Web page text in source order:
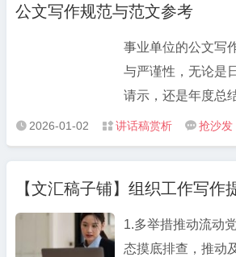
活会对照检视材料
求，包含问题查摆
施等核心模块，为
间。
合规性。比如单位
含常规的工作成果
融入了年度重点工
呈现方式让总结更
写作范文则严格遵
为写作参考。
中可使用 “以实干
现工作态度；述职
创新谋发展，履职
位强本领，攻坚克
出责任与担当；工
图作战、倒排工期”
必备金句，按“总
类、动员类”分类
公文写作规范与范文参考
事业单位的公文写
与严谨性，无论是
请示，还是年度总
严格遵循相关政策
对工作人员的写材
一是政策准确性，
件精神，引用数据
据；二是格式规范
 2026-01-02  讲话稿赏析  抢沙发
【文汇稿子铺】组织工作写作
1.多举措推动流动党
态摸底排查，推动及时纳